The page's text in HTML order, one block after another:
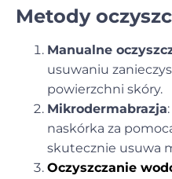
Metody
Manualne
usuwaniu
powierzchni skóry.
Mikrodermabrazja
naskórka za
skutecznie usuwa
Oczyszczanie